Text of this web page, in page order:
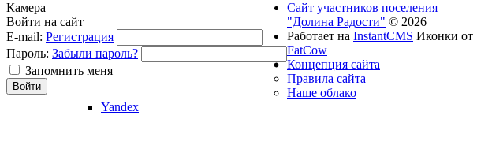
Камера
Войти на сайт
E-mail: Регистрация
Пароль: Забыли пароль?
Запомнить меня
Сайт участников поселения
"Долина Радости" © 2026
Работает на InstantCMS Иконки от
FatCow
Концепция сайта
Правила сайта
Наше облако
Yandex